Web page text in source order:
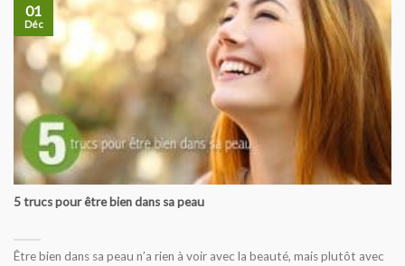
5 trucs pour être bien dans sa peau
Être bien dans sa peau n’a rien à voir avec la beauté, mais plutôt avec
01
Déc